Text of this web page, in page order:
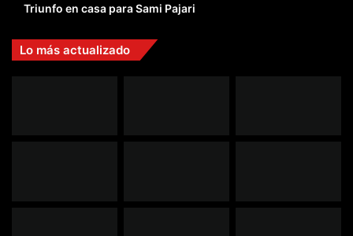
Triunfo en casa para Sami Pajari
Lo más actualizado